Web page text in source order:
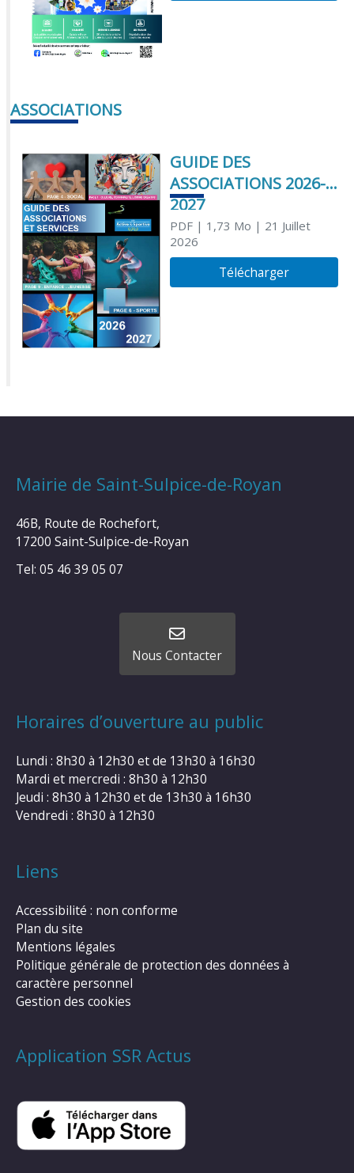
ASSOCIATIONS
GUIDE DES
ASSOCIATIONS 2026-
2027
PDF| 1,73 Mo | 21 Juillet
2026
Télécharger
Mairie de Saint-Sulpice-de-Royan
46B, Route de Rochefort,
17200 Saint-Sulpice-de-Royan
Tel: 05 46 39 05 07
Nous Contacter
Horaires d’ouverture au public
Lundi : 8h30 à 12h30 et de 13h30 à 16h30
Mardi et mercredi : 8h30 à 12h30
Jeudi : 8h30 à 12h30 et de 13h30 à 16h30
Vendredi : 8h30 à 12h30
Liens
Accessibilité : non conforme
Plan du site
Mentions légales
Politique générale de protection des données à
caractère personnel
Gestion des cookies
Application SSR Actus